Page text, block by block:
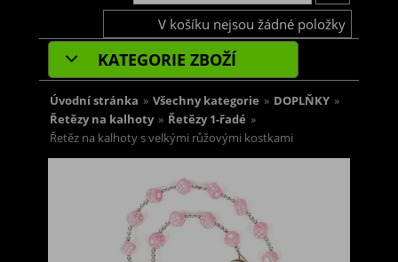
V košíku nejsou žádné položky
KATEGORIE ZBOŽÍ
Úvodní stránka » Všechny kategorie » DOPLŇKY »
Řetězy na kalhoty » Řetězy 1-řadé »
Řetěz na kalhoty s velkými růžovými kostkami